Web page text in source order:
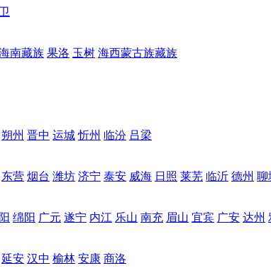
南藏族 果洛 玉树 海西蒙古族藏族
朔州 晋中 运城 忻州 临汾 吕梁
东营 烟台 潍坊 济宁 泰安 威海 日照 莱芜 临沂 德州 聊
绵阳 广元 遂宁 内江 乐山 南充 眉山 宜宾 广安 达州
延安 汉中 榆林 安康 商洛